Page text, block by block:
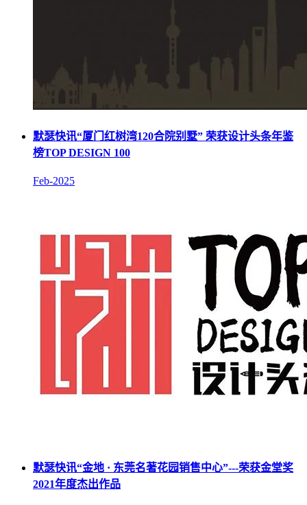
默瑟快讯“厦门红树湾120合院别墅” 荣获设计头条年鉴
榜TOP DESIGN 100
Feb-2025
默瑟快讯“金地 · 东莞名著花园销售中心”---荣获金堂奖
2021年度杰出作品